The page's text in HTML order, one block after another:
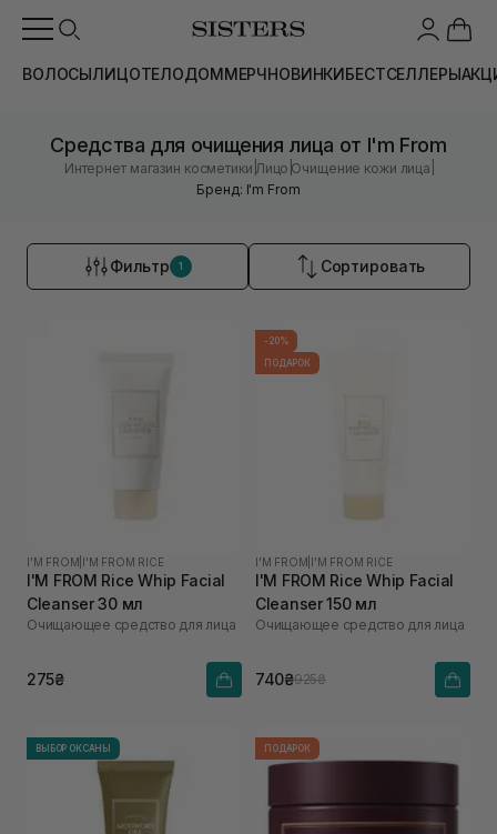
ВОЛОСЫЛИЦОТЕЛОДОММЕРЧНОВИНКИБЕСТСЕЛЛЕРЫ
Средства для очищения лица от I'm From
Интернет магазин косметики Лицо |Очищение кожи лица
Бренд: I'm From
Фильтр 1 Сортировать
I'M FROM I'M FROM RICE
I'M FROM Rice Whip Facial
Cleanser 30 мл
Очищающее средство для лица
275₴
-20%
ПОДАРОК
I'M FROM I'M FROM RICE
I'M FROM Rice Whip Facial
Cleanser 150 мл
Очищающее средство для лица
740₴925₴
ВЫБОР ОКСАНЫ ПОДАРОК